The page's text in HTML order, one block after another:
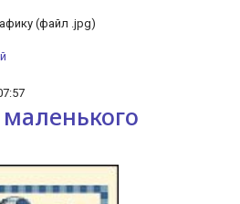
(файл .jpg)